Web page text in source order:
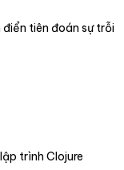
tiên đoán sự trỗi
trình Clojure